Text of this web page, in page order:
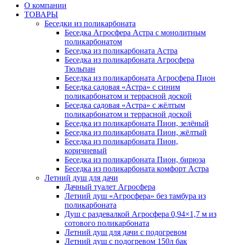
О компании
ТОВАРЫ
Беседки из поликарбоната
Беседка Агросфера Астра с монолитным
поликарбонатом
Беседка из поликарбоната Астра
Беседка из поликарбоната Агросфера
Тюльпан
Беседка из поликарбоната Агросфера Пион
Беседка садовая «Астра» с синим
поликарбонатом и террасной доской
Беседка садовая «Астра» с жёлтым
поликарбонатом и террасной доской
Беседка из поликарбоната Пион, зелёный
Беседка из поликарбоната Пион, жёлтый
Беседка из поликарбоната Пион,
коричневый
Беседка из поликарбоната Пион, бирюза
Беседка из поликарбоната комфорт Астра
Летний душ для дачи
Дачный туалет Агросфера
Летний душ «Агросфера» без тамбура из
поликарбоната
Душ с раздевалкой Агросфера 0,94×1,7 м из
сотового поликарбоната
Летний душ для дачи с подогревом
Летний душ с подогревом 150л бак